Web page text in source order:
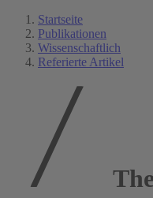
Startseite
Publikationen
Wissenschaftlich
Referierte Artikel